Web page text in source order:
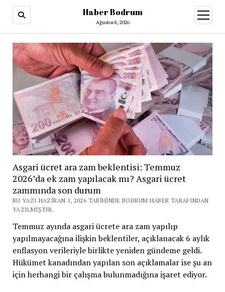
Haber Bodrum
Ağustos 8, 2026
aç
Asgari ücret ara zam beklentisi: Temmuz
2026’da ek zam yapılacak mı? Asgari ücret
zammında son durum
BU YAZI HAZIRAN 1, 2026 TARIHINDE BODRUM HABER TARAFINDAN
YAZILMIŞTIR.
Temmuz ayında asgari ücrete ara zam yapılıp
yapılmayacağına ilişkin beklentiler, açıklanacak 6 aylık
enflasyon verileriyle birlikte yeniden gündeme geldi.
Hükümet kanadından yapılan son açıklamalar ise şu an
için herhangi bir çalışma bulunmadığına işaret ediyor.